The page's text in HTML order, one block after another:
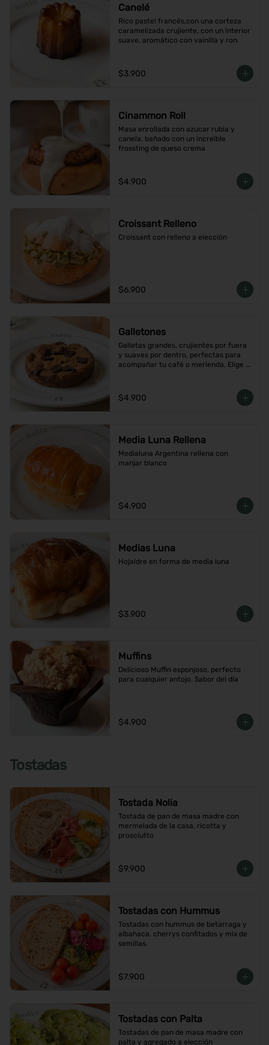
Canelé
Rico pastel francés,con una corteza
caramelizada crujiente, con un interior
suave, aromático con vainilla y ron.
$3.900
Cinammon Roll
Masa enrollada con azucar rubia y
canela, bañado con un increíble
frossting de queso crema
$4.900
Croissant Relleno
Croissant con relleno a elección
$6.900
Galletones
Galletas grandes, crujientes por fuera
y suaves por dentro, perfectas para
acompañar tu café o merienda, Elige
$4.900
Media Luna Rellena
Medialuna Argentina rellena con
manjar blanco
$4.900
Medias Luna
Hojaldre en forma de media luna
$3.900
Muffins
Delicioso Muffin esponjoso, perfecto
para cualquier antojo. Sabor del día
$4.900
Tostadas
Tostada Nolia
Tostada de pan de masa madre con
mermelada de la casa, ricotta y
prosciutto
$9.900
Tostadas con Hummus
Tostadas con hummus de betarraga y
albahaca, cherrys confitados y mix de
semillas.
$7.900
Tostadas con Palta
Tostadas de pan de masa madre con
palta y agregado a elección